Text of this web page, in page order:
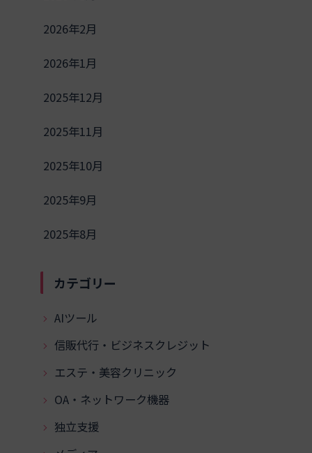
2026年2月
2026年1月
2025年12月
2025年11月
2025年10月
2025年9月
2025年8月
カテゴリー
AIツール
信販代行・ビジネスクレジット
エステ・美容クリニック
OA・ネットワーク機器
独立支援